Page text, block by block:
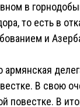
в
то есть в
и
В свою
повестке. В